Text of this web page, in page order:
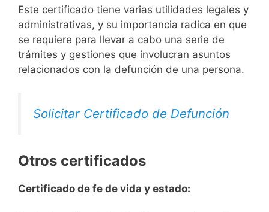
Este certificado tiene varias utilidades legales y
administrativas, y su importancia radica en que
se requiere para llevar a cabo una serie de
trámites y gestiones que involucran asuntos
relacionados con la defunción de una persona.
Solicitar Certificado de Defunción
Otros certificados
Certificado de fe de vida y estado: